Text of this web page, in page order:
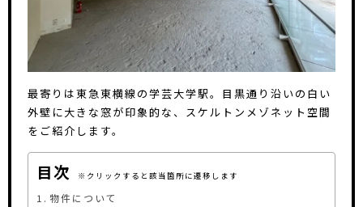
最寄りは東急東横線の学芸大学駅。目黒通り沿いの白い
外壁に大きな窓が印象的な、スケルトンメゾネット空間
をご紹介します。
目次
物件について